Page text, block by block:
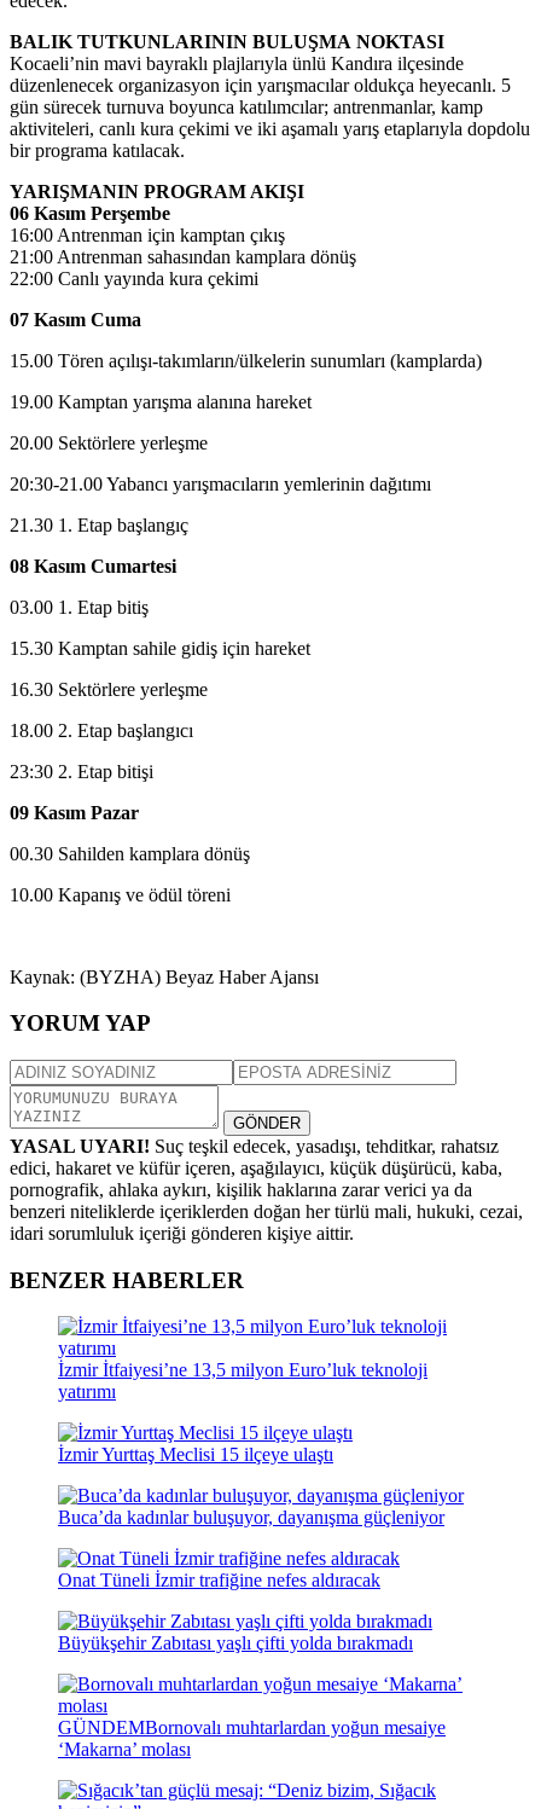
BALIK TUTKUNLARININ BULUŞMA NOKTASI
Kocaeli’nin mavi bayraklı plajlarıyla ünlü Kandıra ilçesinde
düzenlenecek organizasyon için yarışmacılar oldukça heyecanlı. 5
gün sürecek turnuva boyunca katılımcılar; antrenmanlar, kamp
aktiviteleri, canlı kura çekimi ve iki aşamalı yarış etaplarıyla dopdolu
bir programa katılacak.
YARIŞMANIN PROGRAM AKIŞI
06 Kasım Perşembe
16:00 Antrenman için kamptan çıkış
21:00 Antrenman sahasından kamplara dönüş
22:00 Canlı yayında kura çekimi
07 Kasım Cuma
15.00 Tören açılışı-takımların/ülkelerin sunumları (kamplarda)
19.00 Kamptan yarışma alanına hareket
20.00 Sektörlere yerleşme
20:30-21.00 Yabancı yarışmacıların yemlerinin dağıtımı
21.30 1. Etap başlangıç
08 Kasım Cumartesi
03.00 1. Etap bitiş
15.30 Kamptan sahile gidiş için hareket
16.30 Sektörlere yerleşme
18.00 2. Etap başlangıcı
23:30 2. Etap bitişi
09 Kasım Pazar
00.30 Sahilden kamplara dönüş
10.00 Kapanış ve ödül töreni
Kaynak: (BYZHA) Beyaz Haber Ajansı
YORUM YAP
GÖNDER
YASAL UYARI! Suç teşkil edecek, yasadışı, tehditkar, rahatsız
edici, hakaret ve küfür içeren, aşağılayıcı, küçük düşürücü, kaba,
pornografik, ahlaka aykırı, kişilik haklarına zarar verici ya da
benzeri niteliklerde içeriklerden doğan her türlü mali, hukuki, cezai,
idari sorumluluk içeriği gönderen kişiye aittir.
BENZER HABERLER
İzmir İtfaiyesi’ne 13,5 milyon Euro’luk teknoloji
yatırımı
İzmir Yurttaş Meclisi 15 ilçeye ulaştı
Buca’da kadınlar buluşuyor, dayanışma güçleniyor
Onat Tüneli İzmir trafiğine nefes aldıracak
Büyükşehir Zabıtası yaşlı çifti yolda bırakmadı
GÜNDEMBornovalı muhtarlardan yoğun mesaiye
‘Makarna’ molası